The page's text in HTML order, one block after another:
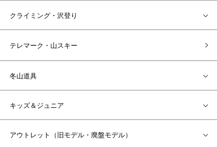
クライミング・沢登り
テレマーク・山スキー
冬山道具
キッズ＆ジュニア
アウトレット（旧モデル・廃盤モデル）